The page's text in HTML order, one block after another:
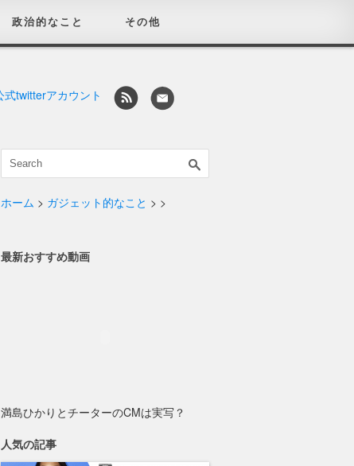
政治的なこと その他
ホーム > ガジェット的なこと > >
最新おすすめ動画
満島ひかりとチーターのCMは実写？
人気の記事